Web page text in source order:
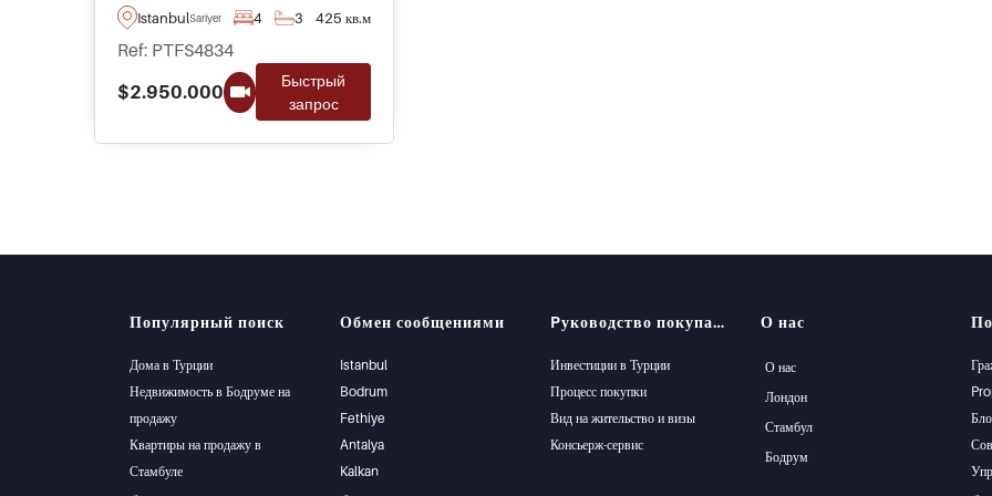
окруженная природой и
деревьями, находится в районе
Зекериякёй в Сарыере и
подходит для семейного
проживания в популярном
районе Стамбула, всего в
IstanbulSariyer 4 3 425 кв.м
Ref: PTFS4834
$2.950.000
Быстрый
запрос
Популярный поиск
Дома в Турции
Недвижимость в Бодруме на
продажу
Квартиры на продажу в
Стамбуле
Обмен сообщениями
Istanbul
Bodrum
Fethiye
Antalya
Kalkan
Pуководство покупателя
Инвестиции в Турции
Процесс покупки
Вид на жительство и визы
Консьерж-сервис
О нас
О нас
Лондон
Стамбул
Бодрум